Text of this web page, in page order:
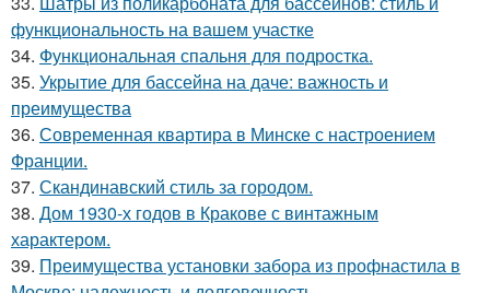
функциональность на вашем участке
34. Функциональная спальня для подростка.
35. Укрытие для бассейна на даче: важность и
преимущества
36. Современная квартира в Минске с настроением
Франции.
37. Скандинавский стиль за городом.
38. Дом 1930-х годов в Кракове с винтажным
характером.
39. Преимущества установки забора из профнастила в